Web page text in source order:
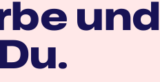
und